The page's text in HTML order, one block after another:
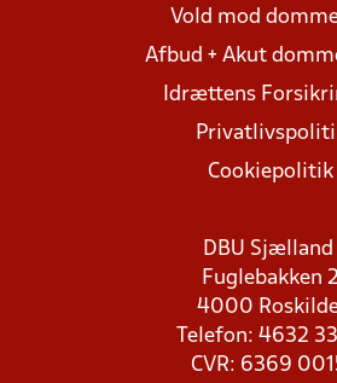
Vold mod
Afbud + Akut
Idrættens
Cookiepolitik
DBU Sjælland
Fuglebakken 2
4000
Telefon: 4632
CVR: 6369